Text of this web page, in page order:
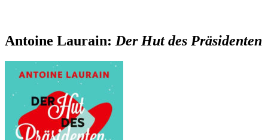
Antoine Laurain: Der Hut des Präsidenten